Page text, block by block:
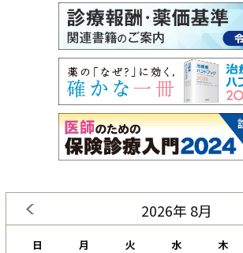
2026年 8月
日 月 火 水 木